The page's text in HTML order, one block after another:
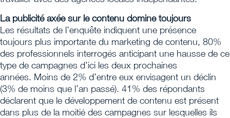
La publicité axée sur le contenu domine toujours
Les résultats de l’enquête indiquent une présence
toujours plus importante du marketing de contenu, 80%
des professionnels interrogés anticipant une hausse de ce
type de campagnes d’ici les deux prochaines
années. Moins de 2% d’entre eux envisagent un déclin
(3% de moins que l’an passé). 41% des répondants
déclarent que le développement de contenu est présent
dans plus de la moitié des campagnes sur lesquelles ils